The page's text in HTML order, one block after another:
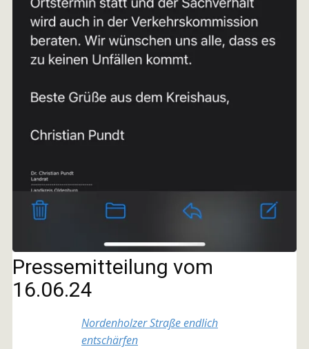
Pressemitteilung vom
16.06.24
Nordenholzer Straße endlich
entschärfen